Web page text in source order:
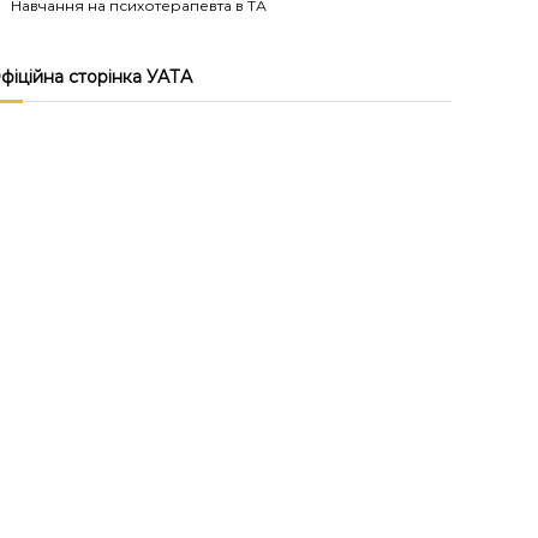
Навчання на психотерапевта в ТА
сторінка УАТА